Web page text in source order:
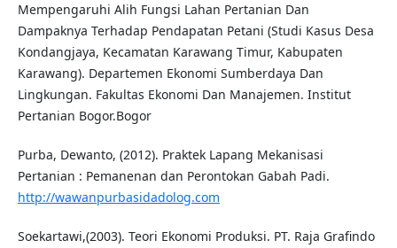
Mempengaruhi Alih Fungsi Lahan Pertanian Dan
Dampaknya Terhadap Pendapatan Petani (Studi Kasus Desa
Kondangjaya, Kecamatan Karawang Timur, Kabupaten
Karawang). Departemen Ekonomi Sumberdaya Dan
Lingkungan. Fakultas Ekonomi Dan Manajemen. Institut
Pertanian Bogor.Bogor
Purba, Dewanto, (2012). Praktek Lapang Mekanisasi
Pertanian : Pemanenan dan Perontokan Gabah Padi.
http://wawanpurbasidadolog.com
Soekartawi,(2003). Teori Ekonomi Produksi. PT. Raja Grafindo